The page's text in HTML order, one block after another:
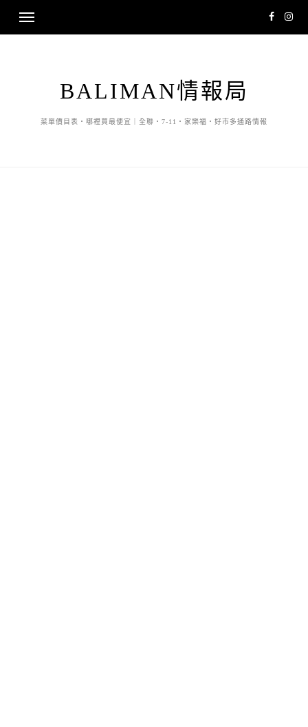
BALIMAN情報局
菜單價目表・哪裡買最便宜｜全聯・7-11・家樂福・好市多通路情報